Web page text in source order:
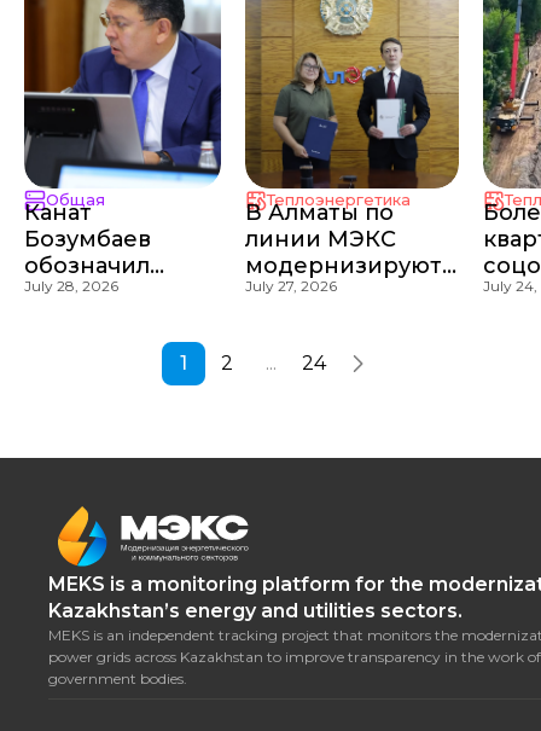
Общая
Канат
Бозумбаев
обозначил
ключевые
реализации
Нацпроекта
July 28, 2026
Теплоэнергетика
В Алматы по
линии МЭКС
модернизируют
19,6 км
July 27, 2026 July
1 2 ... 24
MEKS is a monitoring platform for the
Kazakhstan’s energy and utilities sectors.
MEKS is an independent tracking project that monitors the
power grids across Kazakhstan to improve transparency in the work of
government bodies.